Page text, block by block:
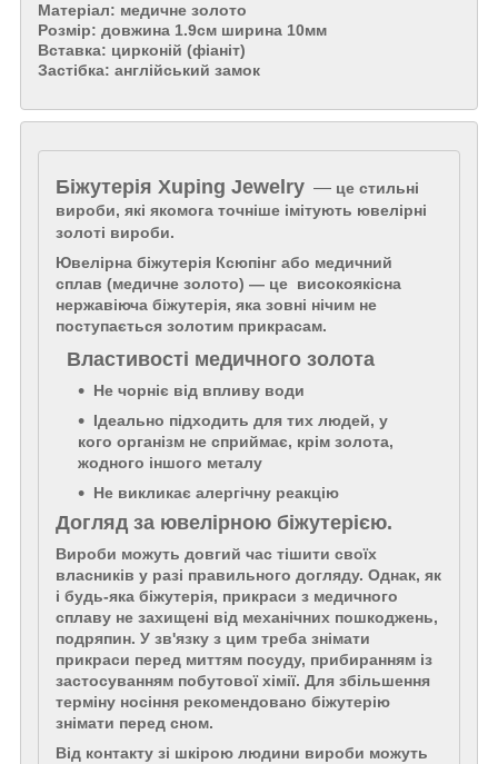
Матеріал: медичне золото
Розмір: довжина 1.9см ширина 10мм
Вставка: цирконій (фіаніт)
Застібка: англійський замок
Біжутерія Xuping Jewelry — це стильні
вироби, які якомога точніше імітують ювелірні
золоті вироби.
Ювелірна біжутерія Ксюпінг або медичний
сплав (медичне золото) — це високоякісна
нержавіюча біжутерія, яка зовні нічим не
поступається золотим прикрасам.
Властивості медичного золота
Не чорніє від впливу води
Ідеально підходить для тих людей, у
кого організм не сприймає, крім золота,
жодного іншого металу
Не викликає алергічну реакцію
Догляд за ювелірною біжутерією.
Вироби можуть довгий час тішити своїх
власників у разі правильного догляду. Однак, як
і будь-яка біжутерія, прикраси з медичного
сплаву не захищені від механічних пошкоджень,
подряпин. У зв'язку з цим треба знімати
прикраси перед миттям посуду, прибиранням із
застосуванням побутової хімії. Для збільшення
терміну носіння рекомендовано біжутерію
знімати перед сном.
Від контакту зі шкірою людини вироби можуть